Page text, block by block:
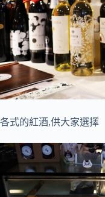
各式的紅酒,供大家選擇